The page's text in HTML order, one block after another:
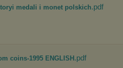
medali i monet polskich.pdf
coins-1995 ENGLISH .pdf